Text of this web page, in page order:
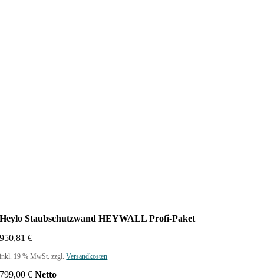
Heylo Staubschutzwand HEYWALL Profi-Paket
950,81€
inkl. 19 % MwSt. zzgl.Versandkosten
799,00€ Netto